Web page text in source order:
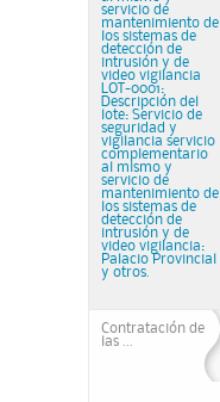
servicio de
mantenimiento de
los sistemas de
detección de
intrusión y de
video vigilancia
LOT-0001:
Descripción del
lote: Servicio de
seguridad y
vigilancia servicio
complementario
al mismo y
servicio de
mantenimiento de
los sistemas de
detección de
intrusión y de
video vigilancia:
Palacio Provincial
y otros.
Contratación de
las ...